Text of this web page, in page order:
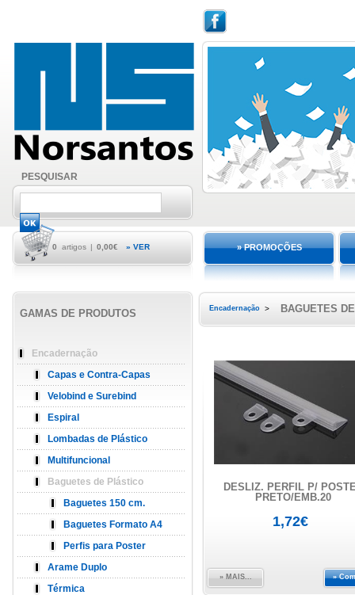
PESQUISAR
0 artigos | 0,00€ » VER » PROMOÇÕES
GAMAS DE PRODUTOS
Encadernação
Capas e Contra-Capas
Velobind e Surebind
Espiral
Lombadas de Plástico
Multifuncional
Baguetes de Plástico
Baguetes 150 cm.
Baguetes Formato A4
Perfis para Poster
Arame Duplo
Térmica
Encadernação > BAGUETES
DESLIZ. PERFIL P/
PRETO/EMB.20
1,72€
»
» MAIS...